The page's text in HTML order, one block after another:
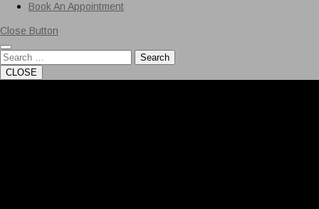
Book An Appointment
Close Button
Search
CLOSE